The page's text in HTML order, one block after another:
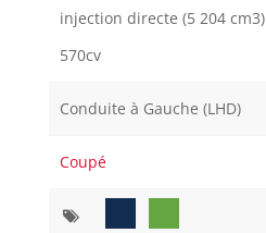
injection directe (5 204 cm3)
570cv
Conduite à Gauche (LHD)
Coupé